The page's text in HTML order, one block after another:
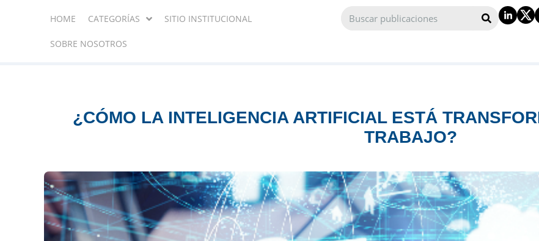
HOME CATEGORÍAS SITIO INSTITUCIONAL
SOBRE NOSOTROS
¿CÓMO LA INTELIGENCIA ARTIFICIAL ESTÁ
TRABAJO?